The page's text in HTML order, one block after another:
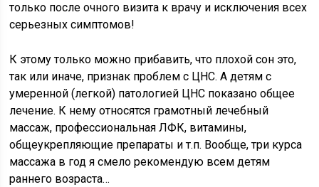
только после очного визита к врачу и исключения всех
серьезных симптомов!
К этому только можно прибавить, что плохой сон это,
так или иначе, признак проблем с ЦНС. А детям с
умеренной (легкой) патологией ЦНС показано общее
лечение. К нему относятся грамотный лечебный
массаж, профессиональная ЛФК, витамины,
общеукрепляющие препараты и т.п. Вообще, три курса
массажа в год я смело рекомендую всем детям
раннего возраста…